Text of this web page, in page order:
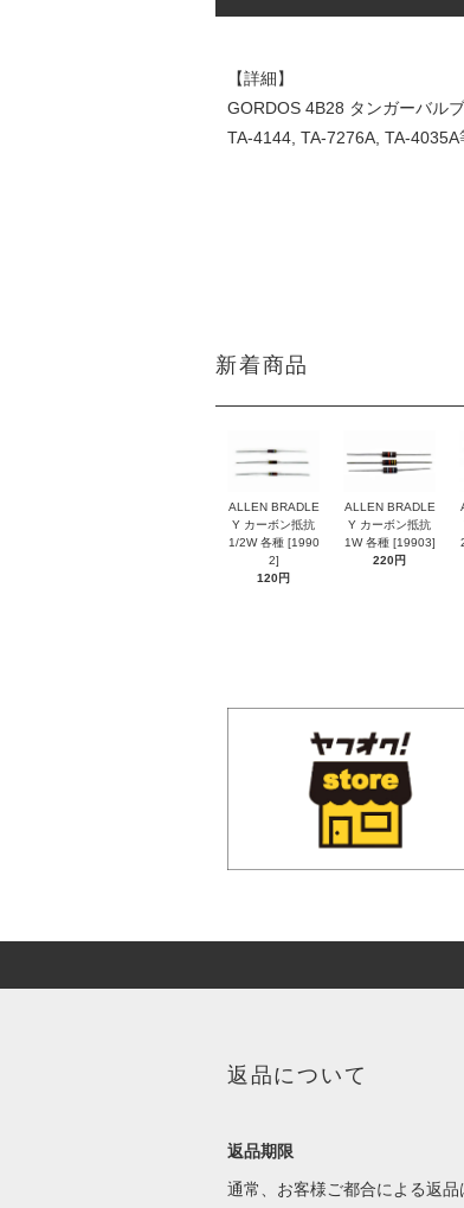
【詳細】
GORDOS 4B28 タンガーバル
TA-4144, TA-7276A, TA-4035A
新着商品
ALLEN BRADLE
Y カーボン抵抗
1/2W 各種 [1990
2]
120円
ALLEN BRADLE
Y カーボン抵抗
1W 各種 [19903]
220円
返品について
返品期限
通常、お客様ご都合による返品